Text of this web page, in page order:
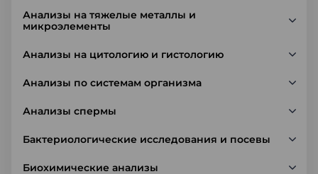
Анализы на тяжелые металлы и
микроэлементы
Анализы на цитологию и гистологию
Анализы по системам организма
Анализы спермы
Бактериологические исследования и посевы
Биохимические анализы